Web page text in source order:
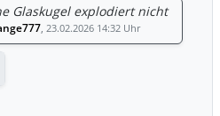
Glaskugel explodiert nicht
, 23.02.2026 14:32 Uhr